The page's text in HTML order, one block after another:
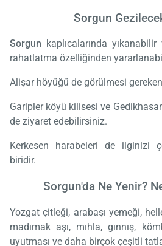
Sorgun
Sorgun kaplıcalarında
rahatlatma özelliğinden
Alişar höyüğü de görülmesi gereken
Garipler köyü kilisesi ve
de ziyaret edebilirsiniz.
Kerkesen harabeleri de ilginizi
biridir.
Sorgun'da Ne Yenir?
Yozgat çitleği, arabaşı yemeği,
madımak aşı, mıhla, gınnış,
uyutması ve daha birçok çeşitli